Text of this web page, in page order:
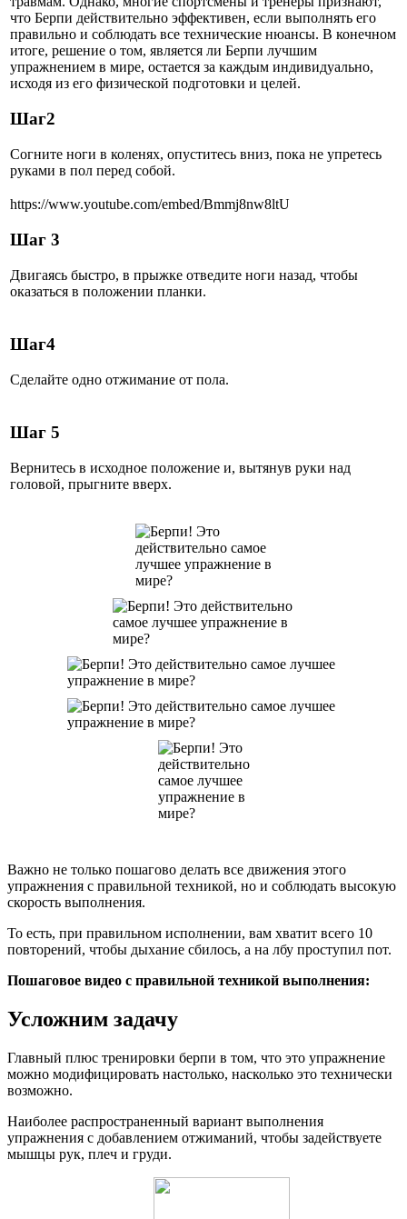
что Берпи действительно эффективен, если выполнять его
правильно и соблюдать все технические нюансы. В конечном
итоге, решение о том, является ли Берпи лучшим
упражнением в мире, остается за каждым индивидуально,
исходя из его физической подготовки и целей.
Шаг2
Согните ноги в коленях, опуститесь вниз, пока не упретесь
руками в пол перед собой.
https://www.youtube.com/embed/Bmmj8nw8ltU
Шаг 3
Двигаясь быстро, в прыжке отведите ноги назад, чтобы
оказаться в положении планки.
Шаг4
Сделайте одно отжимание от пола.
Шаг 5
Вернитесь в исходное положение и, вытянув руки над
головой, прыгните вверх.
Важно не только пошагово делать все движения этого
упражнения с правильной техникой, но и соблюдать высокую
скорость выполнения.
То есть, при правильном исполнении, вам хватит всего 10
повторений, чтобы дыхание сбилось, а на лбу проступил пот.
Пошаговое видео с правильной техникой выполнения:
Усложним задачу
Главный плюс тренировки берпи в том, что это упражнение
можно модифицировать настолько, насколько это технически
возможно.
Наиболее распространенный вариант выполнения
упражнения с добавлением отжиманий, чтобы задействуете
мышцы рук, плеч и груди.